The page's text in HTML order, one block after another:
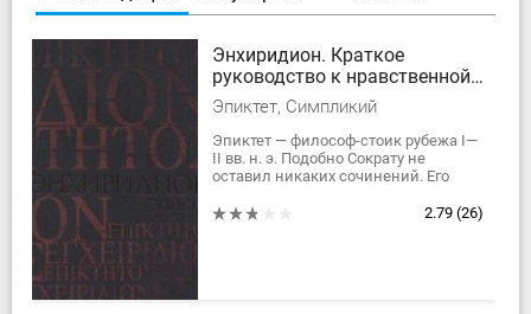
Энхиридион. Краткое
руководство к нравственной
жизни
Эпиктет, Симпликий
Эпиктет — философ-стоик рубежа I—
II вв. н. э. Подобно Сократу не
оставил никаких сочинений. Его
ученик — римлянин Флавий Арриан,
2.79 (26)